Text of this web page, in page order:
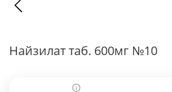
Найзилат таб. 600мг №10